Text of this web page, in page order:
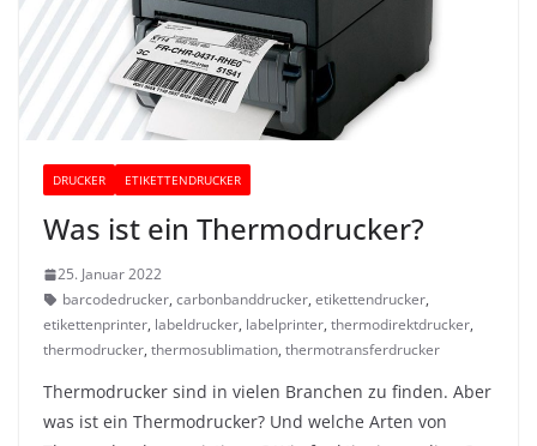
DRUCKER ETIKETTENDRUCKER
Was ist ein Thermodrucker?
25. Januar 2022
barcodedrucker, carbonbanddrucker, etikettendrucker,
etikettenprinter, labeldrucker, labelprinter, thermodirektdrucker,
thermodrucker, thermosublimation, thermotransferdrucker
Thermodrucker sind in vielen Branchen zu finden. Aber
was ist ein Thermodrucker? Und welche Arten von